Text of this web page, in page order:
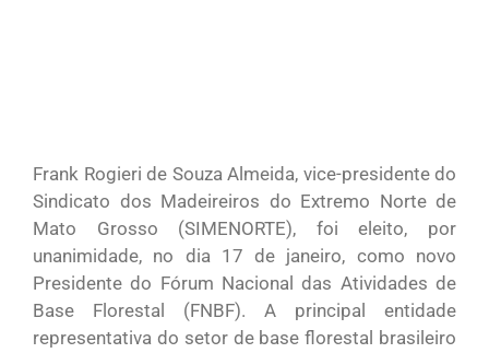
Frank Rogieri de Souza Almeida, vice-presidente do
Sindicato dos Madeireiros do Extremo Norte de
Mato Grosso (SIMENORTE), foi eleito, por
unanimidade, no dia 17 de janeiro, como novo
Presidente do Fórum Nacional das Atividades de
Base Florestal (FNBF). A principal entidade
representativa do setor de base florestal brasileiro